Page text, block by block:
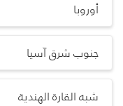
أوروبا
جنوب شرق آسيا
شبه القارة الهندية